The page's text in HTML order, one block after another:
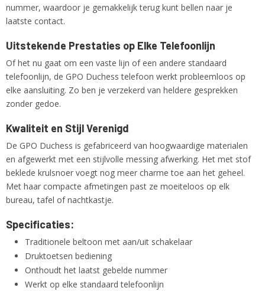
nummer, waardoor je gemakkelijk terug kunt bellen naar je
laatste contact.
Uitstekende Prestaties op Elke Telefoonlijn
Of het nu gaat om een vaste lijn of een andere standaard
telefoonlijn, de GPO Duchess telefoon werkt probleemloos op
elke aansluiting. Zo ben je verzekerd van heldere gesprekken
zonder gedoe.
Kwaliteit en Stijl Verenigd
De GPO Duchess is gefabriceerd van hoogwaardige materialen
en afgewerkt met een stijlvolle messing afwerking. Het met stof
beklede krulsnoer voegt nog meer charme toe aan het geheel.
Met haar compacte afmetingen past ze moeiteloos op elk
bureau, tafel of nachtkastje.
Specificaties:
Traditionele beltoon met aan/uit schakelaar
Druktoetsen bediening
Onthoudt het laatst gebelde nummer
Werkt op elke standaard telefoonlijn